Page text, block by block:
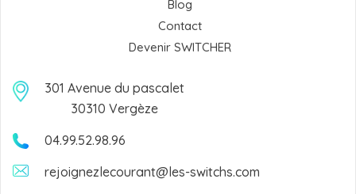
Blog
Contact
Devenir SWITCHER
301 Avenue du pascalet
30310 Vergèze
04.99.52.98.96
rejoignezlecourant@les-switchs.com